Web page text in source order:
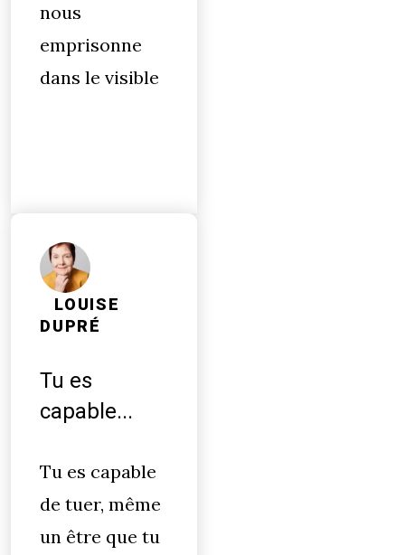
nous
emprisonne
dans le visible
LOUISE
DUPRÉ
Tu es
capable...
Tu es capable
de tuer, même
un être que tu